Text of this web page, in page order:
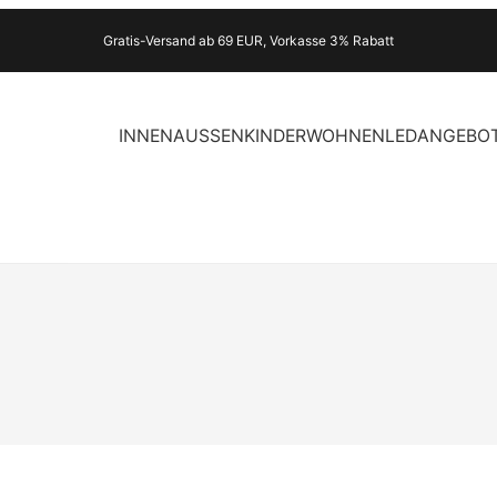
Gratis-Versand ab 69 EUR, Vorkasse 3% Rabatt
INNENAUSSENKINDERWOHNENLED